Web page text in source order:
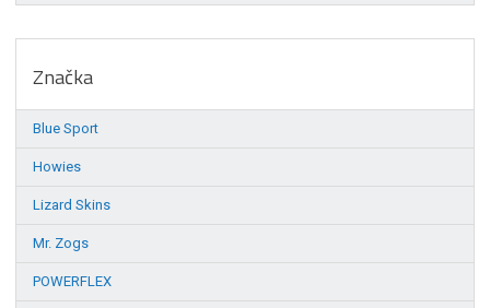
Značka
Blue Sport
Howies
Lizard Skins
Mr. Zogs
POWERFLEX